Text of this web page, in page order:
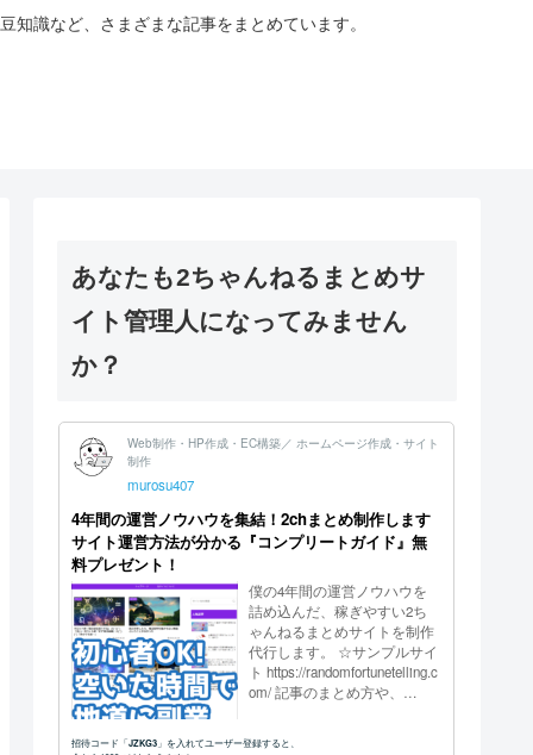
識など、さまざまな記事をまとめています。
あなたも2ちゃんねるまとめサ
イト管理人になってみません
か？